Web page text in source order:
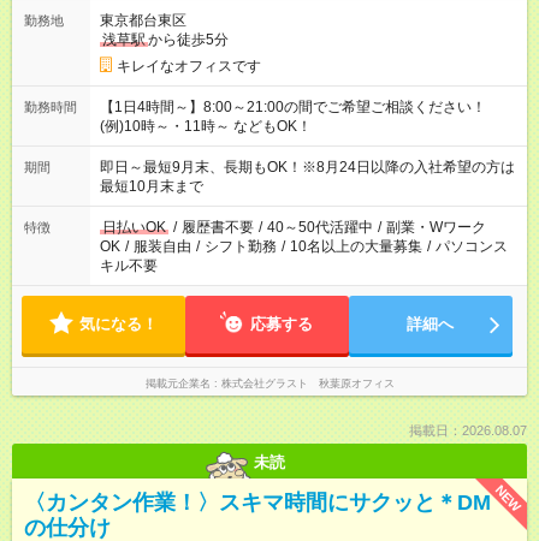
勤務地
東京都台東区
浅草駅から徒歩5分
キレイなオフィスです
勤務時間
【1日4時間～】8:00～21:00の間でご希望ご相談ください！
(例)10時～・11時～ などもOK！
期間
即日～最短9月末、長期もOK！※8月24日以降の入社希望の方は
最短10月末まで
特徴 日払いOK / 履歴書不要 / 40～50代活躍中 / 副業・Wワーク
OK / 服装自由 / シフト勤務 / 10名以上の大量募集 / パソコンス
キル不要
気になる！ 応募する 詳細へ
掲載元企業名 株式会社グラスト 秋葉原オフィス
掲載日：2026.08.07
未読
NEW
〈カンタン作業！〉スキマ時間にサクッと＊DM
の仕分け